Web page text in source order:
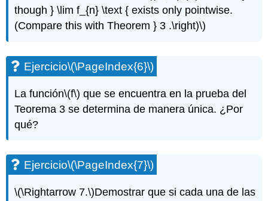
though } \lim f_{n} \text { exists only pointwise.
(Compare this with Theorem } 3 .\right)\)
Ejercicio\(\PageIndex{6}\)
La función\(f\) que se encuentra en la prueba del
Teorema 3 se determina de manera única. ¿Por
qué?
Ejercicio\(\PageIndex{7}\)
\(\Rightarrow 7.\)Demostrar que si cada una de las